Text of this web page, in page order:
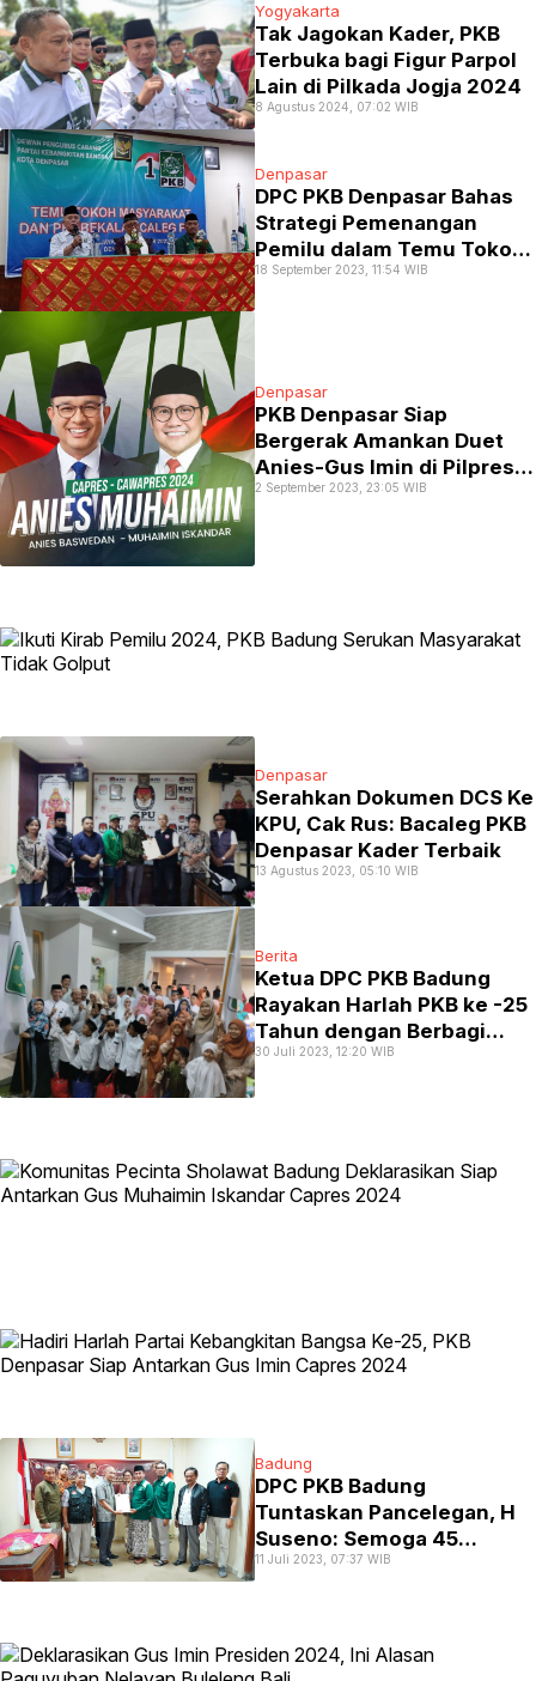
Yogyakarta
Tak Jagokan Kader, PKB
Terbuka bagi Figur Parpol
Lain di Pilkada Jogja 2024
8 Agustus 2024, 07:02 WIB
Denpasar
DPC PKB Denpasar Bahas
Strategi Pemenangan
Pemilu dalam Temu Tokoh
dan Caleg hingga Saksi
18 September 2023, 11:54 WIB
Denpasar
PKB Denpasar Siap
Bergerak Amankan Duet
Anies-Gus Imin di Pilpres
2024
2 September 2023, 23:05 WIB
Denpasar
Serahkan Dokumen DCS Ke
KPU, Cak Rus: Bacaleg PKB
Denpasar Kader Terbaik
13 Agustus 2023, 05:10 WIB
Berita
Ketua DPC PKB Badung
Rayakan Harlah PKB ke -25
Tahun dengan Berbagi
Bersama Anak Yatim
30 Juli 2023, 12:20 WIB
Badung
DPC PKB Badung
Tuntaskan Pancelegan, H
Suseno: Semoga 45
Bacaleg Bisa Ditetapkan
11 Juli 2023, 07:37 WIB